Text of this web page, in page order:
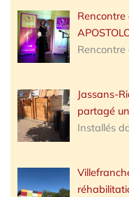
Jassans-
partagé
Installés